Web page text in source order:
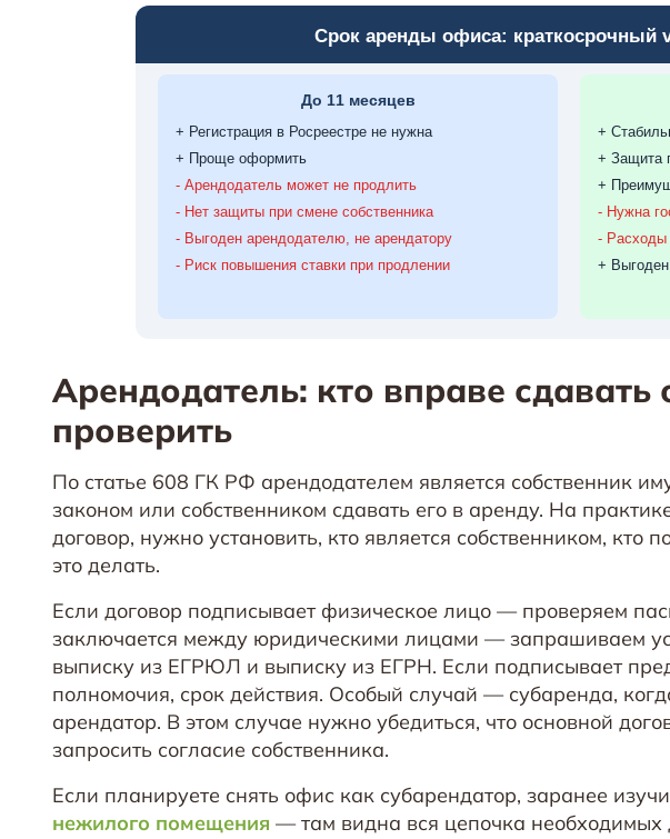
Арендодатель: кто вправе сдавать
проверить
По статье 608 ГК РФ арендодателем является собственник
законом или собственником сдавать его в аренду. На
договор, нужно установить, кто является собственником, кто
это делать.
Если договор подписывает физическое лицо — проверяем
заключается между юридическими лицами — запрашиваем
выписку из ЕГРЮЛ и выписку из ЕГРН. Если подписывает
полномочия, срок действия. Особый случай — субаренда,
арендатор. В этом случае нужно убедиться, что основной
запросить согласие собственника.
Если планируете снять офис как субарендатор, заранее
нежилого помещения — там видна вся цепочка необходимых